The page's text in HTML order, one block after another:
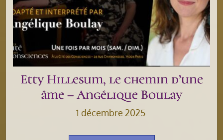
Etty Hillesum, le chemin d’une
âme – Angélique Boulay
1 décembre 2025